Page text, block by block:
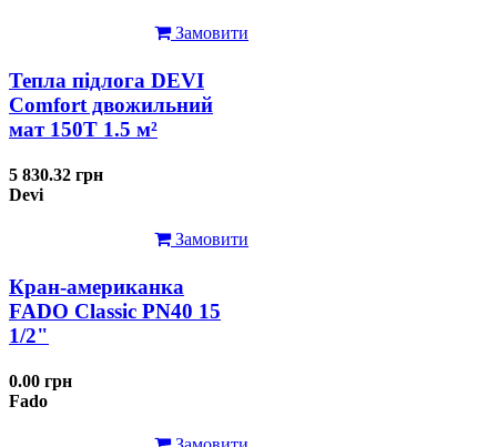
Замовити
Тепла підлога DEVI
Comfort двожильний
мат 150T 1.5 м²
5 830.32 грн
Devi
Замовити
Кран-американка
FADO Classic PN40 15
1/2"
0.00 грн
Fado